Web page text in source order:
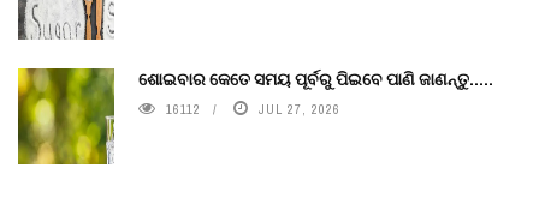
ଶୋଇବାର କେତେ ସମୟ ପୂର୍ବରୁ ପିଇବେ ପାଣି ଜାଣନ୍ତୁ.....
16112 JUL 27, 2026